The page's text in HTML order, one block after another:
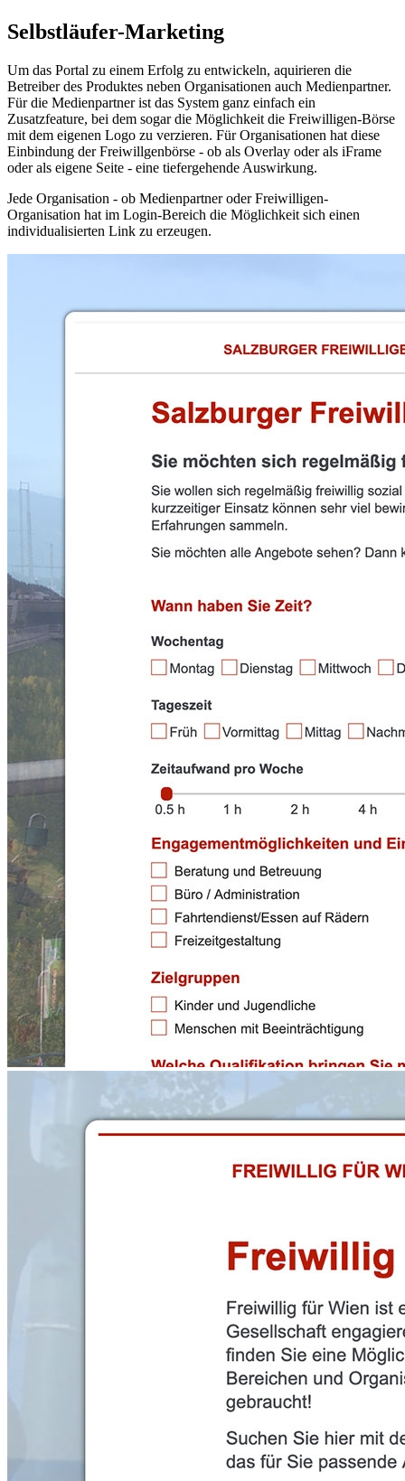
Selbstläufer-Marketing
Um das Portal zu einem Erfolg zu entwickeln, aquirieren die
Betreiber des Produktes neben Organisationen auch Medienpartner.
Für die Medienpartner ist das System ganz einfach ein
Zusatzfeature, bei dem sogar die Möglichkeit die Freiwilligen-Börse
mit dem eigenen Logo zu verzieren. Für Organisationen hat diese
Einbindung der Freiwillgenbörse - ob als Overlay oder als iFrame
oder als eigene Seite - eine tiefergehende Auswirkung.
Jede Organisation - ob Medienpartner oder Freiwilligen-
Organisation hat im Login-Bereich die Möglichkeit sich einen
individualisierten Link zu erzeugen.